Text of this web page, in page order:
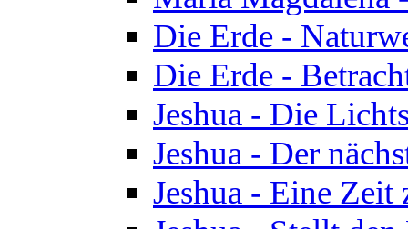
Die Erde -
Die Erde -
Jeshua - Die
Jeshua - Der
Jeshua - Eine Zeit